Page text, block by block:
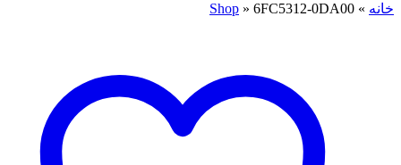
خانه »
Shop » 6FC5312-0DA00